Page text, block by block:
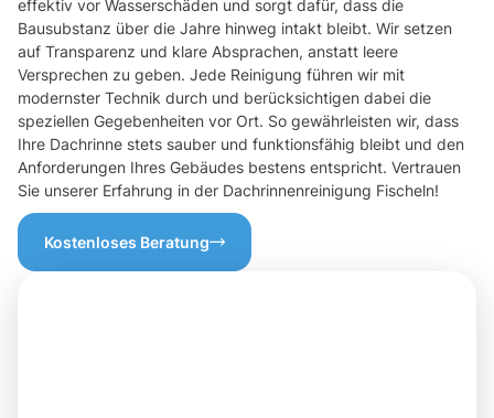
effektiv vor Wasserschäden und sorgt dafür, dass die
Bausubstanz über die Jahre hinweg intakt bleibt. Wir setzen
auf Transparenz und klare Absprachen, anstatt leere
Versprechen zu geben. Jede Reinigung führen wir mit
modernster Technik durch und berücksichtigen dabei die
speziellen Gegebenheiten vor Ort. So gewährleisten wir, dass
Ihre Dachrinne stets sauber und funktionsfähig bleibt und den
Anforderungen Ihres Gebäudes bestens entspricht. Vertrauen
Sie unserer Erfahrung in der Dachrinnenreinigung Fischeln!
Kostenloses Beratung